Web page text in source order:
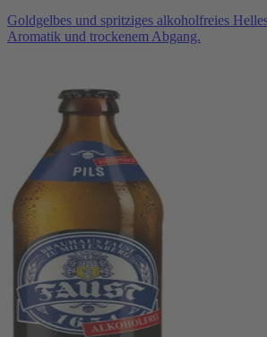
Goldgelbes und spritziges alkoholfreies
Aromatik und trockenem Abgang.